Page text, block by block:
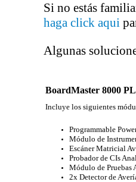
Si no estás
haga click aqui
Algunas
BoardMaster 8000
Incluye los siguientes
Programmable
Módulo de
Escáner Matricial
Probador de CIs
Módulo de Pruebas
2x Detector de